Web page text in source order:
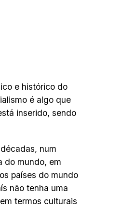
e histórico do
é algo que
inserido, sendo
num
do mundo, em
países do mundo
não tenha uma
termos culturais